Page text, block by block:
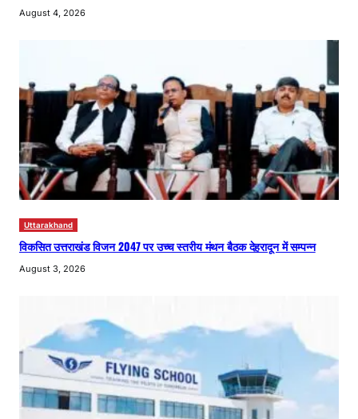
August 4, 2026
Uttarakhand
विकसित उत्तराखंड विजन 2047 पर उच्च स्तरीय मंथन बैठक देहरादून में सम्पन्न
August 3, 2026